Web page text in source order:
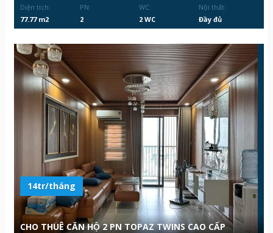
Diện tích:
77.77 m2
PN:
2
WC:
2 WC
Nội thất:
Đầy đủ
14tr/tháng
CHO THUÊ CĂN HỘ 2 PN TOPAZ TWINS CAO CẤP